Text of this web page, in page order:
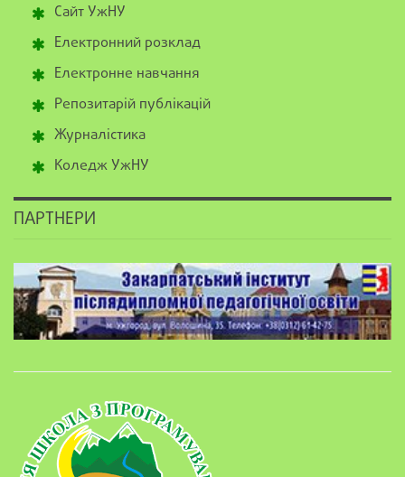
Сайт УжНУ
Електронний розклад
Електронне навчання
Репозитарій публікацій
Журналістика
Коледж УжНУ
ПАРТНЕРИ